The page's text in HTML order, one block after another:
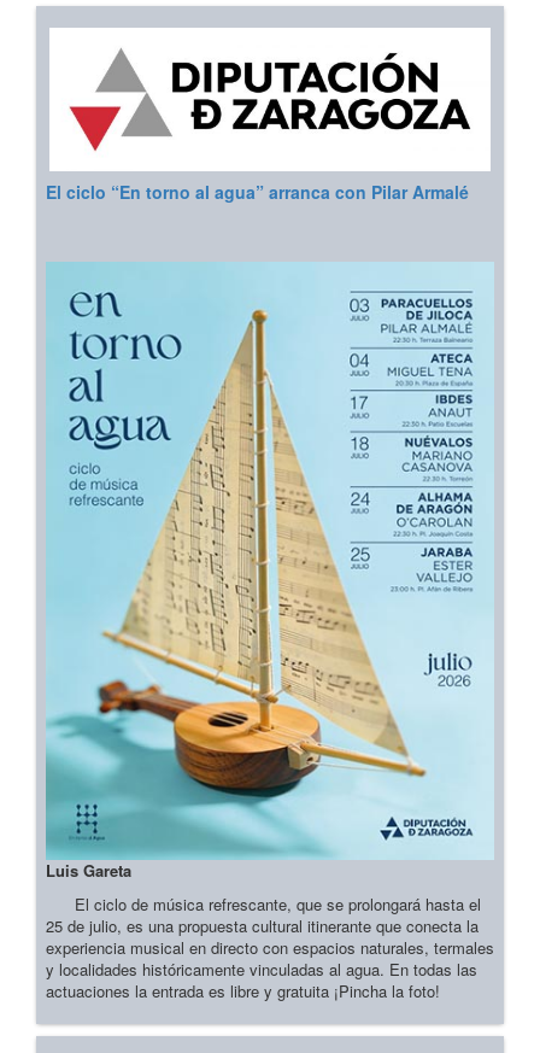
El ciclo “En torno al agua” arranca con Pilar Armalé
Luis Gareta
El ciclo de música refrescante, que se prolongará hasta el
25 de julio, es una propuesta cultural itinerante que conecta la
experiencia musical en directo con espacios naturales, termales
y localidades históricamente vinculadas al agua. En todas las
actuaciones la entrada es libre y gratuita ¡Pincha la foto!